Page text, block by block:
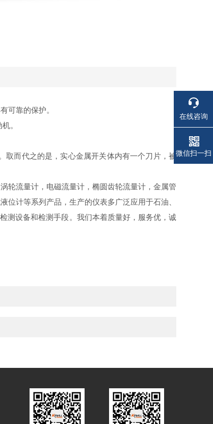
可靠的保护。
。
取而代之的是，实心金属开关体内有一个刀片，被
轮流量计，电磁流量计，椭圆齿轮流量计，金属管
计等系列产品，生产的仪表多广泛应用于石油、
测设备和检测手段。我们本着质量好，服务优，诚
在线咨询
微信扫一扫